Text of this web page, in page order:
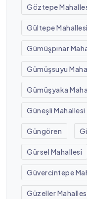
Göztepe
Gültepe Mahallesi
Gümüşpınar
Gümüşsuyu
Gümüşyaka
Güneşli Mahallesi
Güngören
Gürsel Mahallesi
Güvercintepe
Güzeller